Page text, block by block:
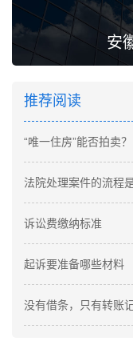
安
推荐阅读
“唯一住房”能否拍卖？
法院处理案件的流程
诉讼费缴纳标准
起诉要准备哪些材料
没有借条，只有转账